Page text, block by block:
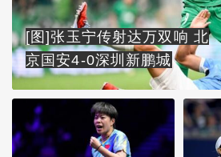
[图]张玉宁传射达万双响 北
京国安4-0深圳新鹏城